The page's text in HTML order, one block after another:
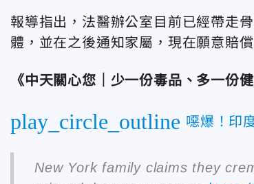
報導指出，法醫辦公室目前已經帶走
體，並在之後通知家屬，現在願意賠
《中天關心您｜少一份毒品、多一份
play_circle_outline 噁爆！印
New York family claims they